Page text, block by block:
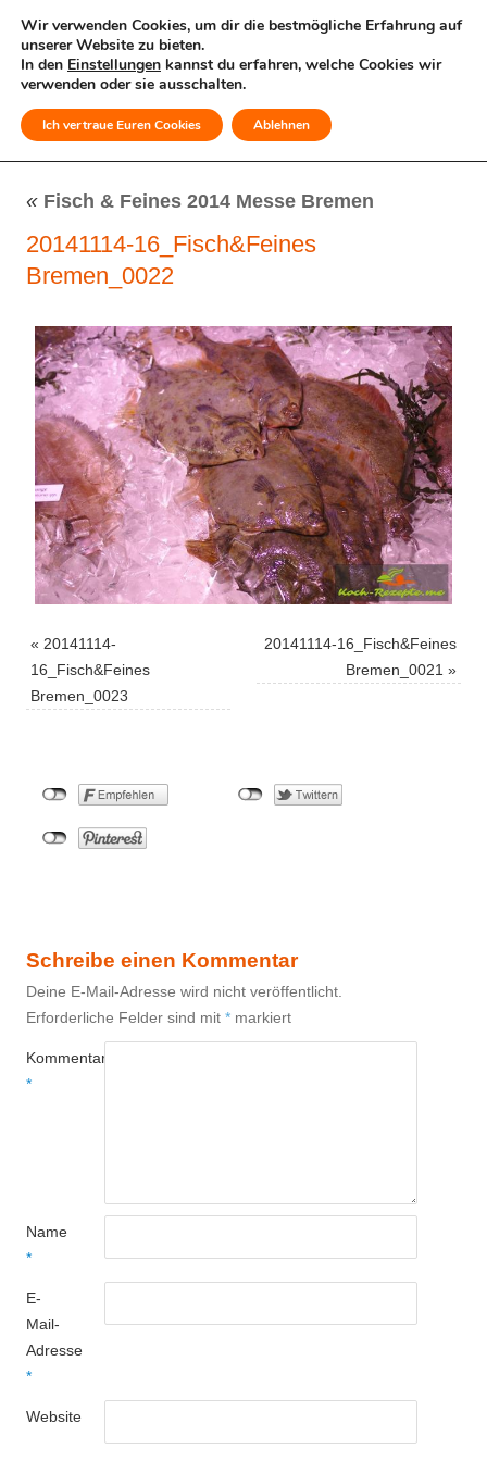
MENÜ
« Fisch & Feines 2014 Messe Bremen
20141114-16_Fisch&Feines
Bremen_0022
« 20141114-
16_Fisch&Feines
Bremen_0023
20141114-16_Fisch&Feines
Bremen_0021 »
Schreibe einen Kommentar
Deine E-Mail-Adresse wird nicht veröffentlicht.
Erforderliche Felder sind mit * markiert
Kommentar
*
Name
*
E-
Mail-
Adresse
*
Website
Wir verwenden Cookies, um dir die bestmögliche Erfahrung auf
unserer Website zu bieten.
In den Einstellungen kannst du erfahren, welche Cookies wir
verwenden oder sie ausschalten.
Ich vertraue Euren Cookies Ablehnen